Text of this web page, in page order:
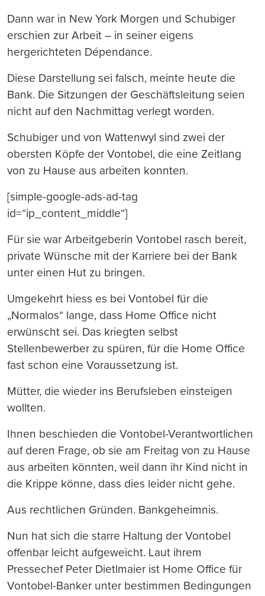
Dann war in New York Morgen und Schubiger
erschien zur Arbeit – in seiner eigens
hergerichteten Dépendance.
Diese Darstellung sei falsch, meinte heute die
Bank. Die Sitzungen der Geschäftsleitung seien
nicht auf den Nachmittag verlegt worden.
Schubiger und von Wattenwyl sind zwei der
obersten Köpfe der Vontobel, die eine Zeitlang
von zu Hause aus arbeiten konnten.
[simple-google-ads-ad-tag
id=“ip_content_middle“]
Für sie war Arbeitgeberin Vontobel rasch bereit,
private Wünsche mit der Karriere bei der Bank
unter einen Hut zu bringen.
Umgekehrt hiess es bei Vontobel für die
„Normalos“ lange, dass Home Office nicht
erwünscht sei. Das kriegten selbst
Stellenbewerber zu spüren, für die Home Office
fast schon eine Voraussetzung ist.
Mütter, die wieder ins Berufsleben einsteigen
wollten.
Ihnen beschieden die Vontobel-Verantwortlichen
auf deren Frage, ob sie am Freitag von zu Hause
aus arbeiten könnten, weil dann ihr Kind nicht in
die Krippe könne, dass dies leider nicht gehe.
Aus rechtlichen Gründen. Bankgeheimnis.
Nun hat sich die starre Haltung der Vontobel
offenbar leicht aufgeweicht. Laut ihrem
Pressechef Peter Dietlmaier ist Home Office für
Vontobel-Banker unter bestimmen Bedingungen